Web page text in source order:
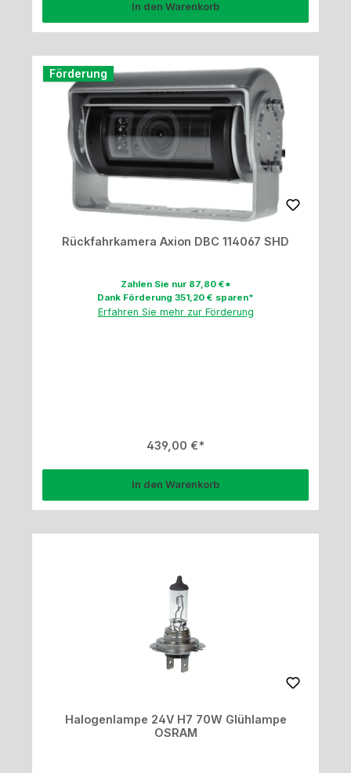
In den Warenkorb
Förderung
Rückfahrkamera Axion DBC 114067 SHD
Zahlen Sie nur 87,80 €*
Dank Förderung 351,20 € sparen*
Erfahren Sie mehr zur Förderung
Regulärer Preis:
439,00 €
In den Warenkorb
Halogenlampe 24V H7 70W Glühlampe
OSRAM